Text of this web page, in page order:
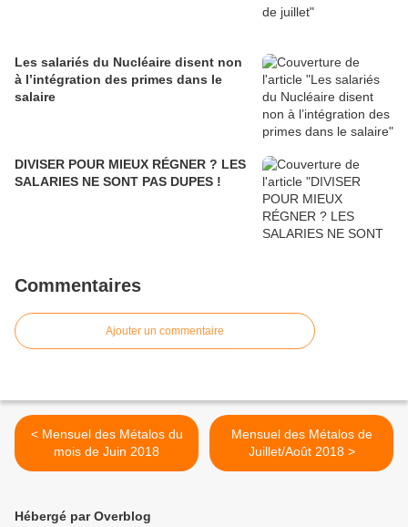
Les salariés du Nucléaire disent non
à l’intégration des primes dans le
salaire
DIVISER POUR MIEUX RÉGNER ? LES
SALARIES NE SONT PAS DUPES !
Commentaires
Ajouter un commentaire
< Mensuel des Métalos du
mois de Juin 2018
Mensuel des Métalos de
Juillet/Août 2018 >
Hébergé par Overblog